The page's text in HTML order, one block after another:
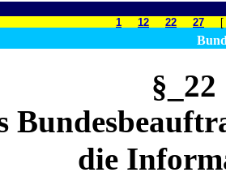
1 12 22 27 [
die